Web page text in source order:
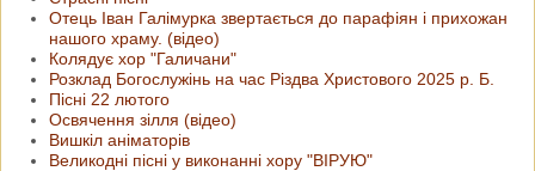
Отець Іван Галімурка звертається до парафіян і прихожан
нашого храму. (відео)
Колядує хор "Галичани"
Розклад Богослужінь на час Різдва Христового 2025 р. Б.
Пісні 22 лютого
Освячення зілля (відео)
Вишкіл аніматорів
Великодні пісні у виконанні хору "ВІРУЮ"